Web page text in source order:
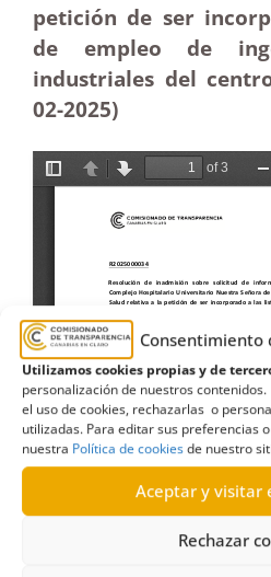
Consentimiento
Utilizamos cookies propias y de
personalización de nuestros
el uso de cookies, rechazarlas o
utilizadas. Para editar sus preferencias
nuestra Política de cookiesde nuestro
Aceptar y visitar
Rechazar
petición de ser
de empleo de
industriales del
02-2025)